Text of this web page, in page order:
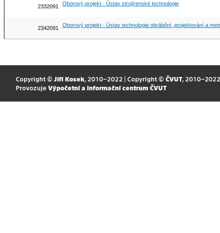
2332091 Oborový projekt - Ústav strojírenské technologie
2342091 Oborový projekt - Ústav technologie obrábění, projektování a
Copyright © Jiří Kosek, 2010–2022 | Copyright © ČVUT, 2010–2022
Provozuje Výpočetní a informační centrum ČVUT